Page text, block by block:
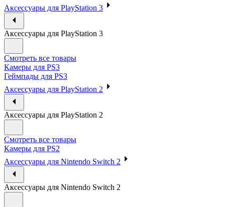
Аксессуары для PlayStation 3
Аксессуары для PlayStation 3
Смотреть все товары
Камеры для PS3
Геймпады для PS3
Аксессуары для PlayStation 2
Аксессуары для PlayStation 2
Смотреть все товары
Камеры для PS2
Аксессуары для Nintendo Switch 2
Аксессуары для Nintendo Switch 2